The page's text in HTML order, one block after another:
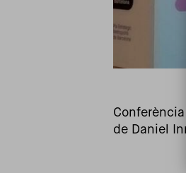
de Daniel